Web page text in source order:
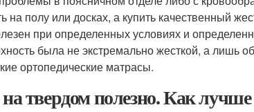
на полу или досках, а купить качественный
при определенных условиях и
была не экстремально жесткой, а лишь
ортопедические матрасы.
твердом полезно. Как